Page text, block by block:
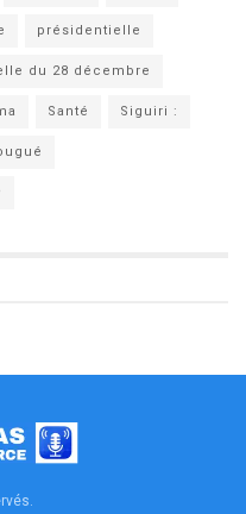
présidentielle
du 28 décembre
Santé Siguiri :